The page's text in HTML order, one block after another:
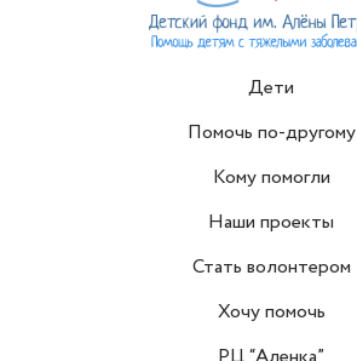
Дети
Помочь по-другому
Кому помогли
Наши проекты
Стать волонтером
Хочу помочь